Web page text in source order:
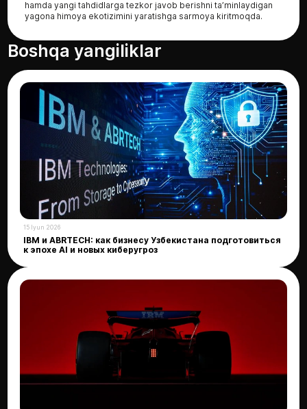
hamda yangi tahdidlarga tezkor javob berishni ta’minlaydigan
yagona himoya ekotizimini yaratishga sarmoya kiritmoqda.
Boshqa yangiliklar
15 Iyun 2026
IBM и ABRTECH: как бизнесу Узбекистана подготовиться
к эпохе AI и новых киберугроз